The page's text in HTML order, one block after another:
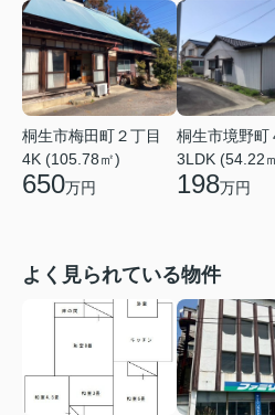
桐生市梅田町２丁目
4K (105.78㎡)
650万円
桐生市境野町
3LDK (54.22
198万円
よく見られている物件